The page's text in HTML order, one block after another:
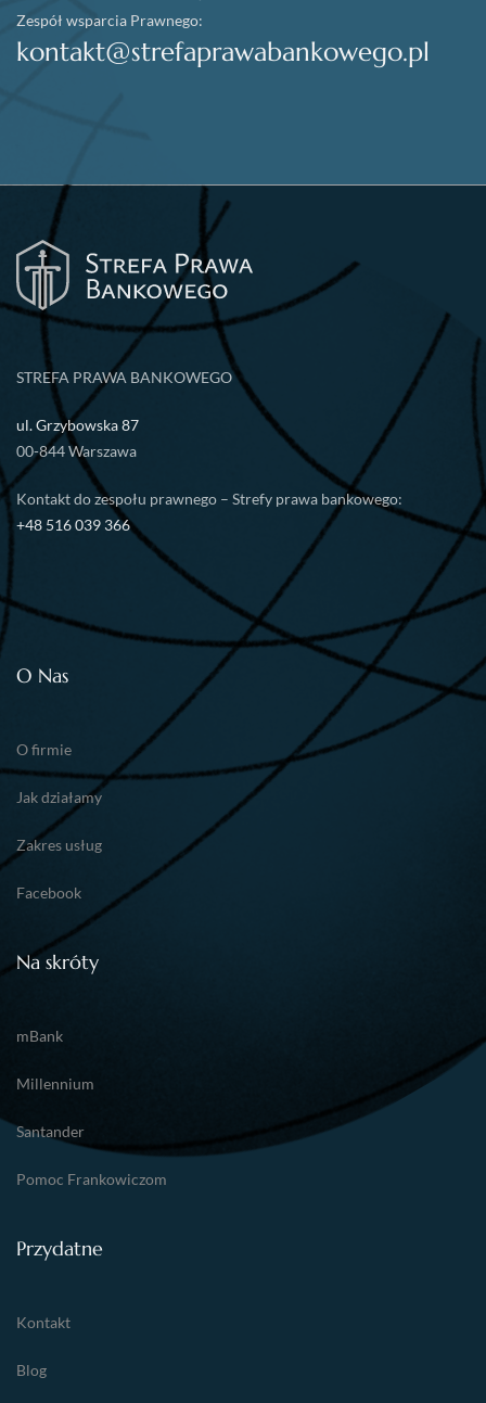
Zespół wsparcia Prawnego:
kontakt@strefaprawabankowego.pl
STREFA PRAWA BANKOWEGO
ul. Grzybowska 87
00-844 Warszawa
Kontakt do zespołu prawnego – Strefy prawa bankowego:
+48 516 039 366
O Nas
O firmie
Jak działamy
Zakres usług
Facebook
Na skróty
mBank
Millennium
Santander
Pomoc Frankowiczom
Przydatne
Kontakt
Blog